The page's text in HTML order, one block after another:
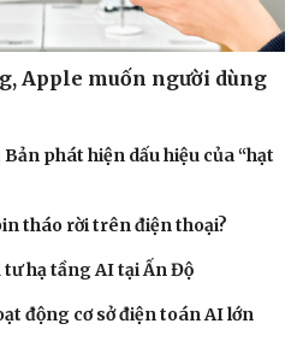
Apple muốn người dùng
phát hiện dấu hiệu của “hạt
tháo rời trên điện thoại?
hạ tầng AI tại Ấn Độ
động cơ sở điện toán AI lớn